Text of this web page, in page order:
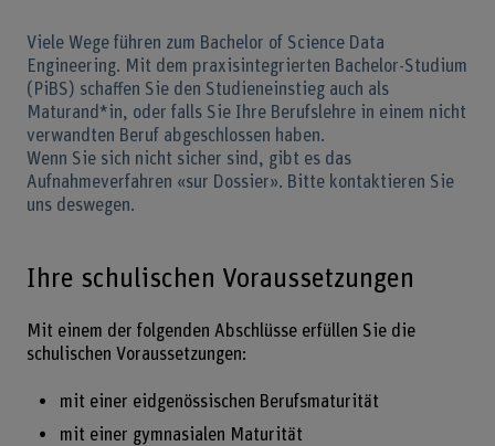
Viele Wege führen zum Bachelor of Science Data
Engineering. Mit dem praxisintegrierten Bachelor-Studium
(PiBS) schaffen Sie den Studieneinstieg auch als
Maturand*in, oder falls Sie Ihre Berufslehre in einem nicht
verwandten Beruf abgeschlossen haben.
Wenn Sie sich nicht sicher sind, gibt es das
Aufnahmeverfahren «sur Dossier». Bitte kontaktieren Sie
uns deswegen.
Ihre schulischen Voraussetzungen
Mit einem der folgenden Abschlüsse erfüllen Sie die
schulischen Voraussetzungen:
mit einer eidgenössischen Berufsmaturität
mit einer gymnasialen Maturität